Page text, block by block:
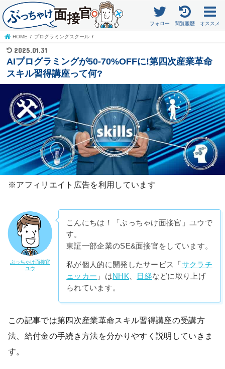
フォロー 閲覧履歴 オススメ
HOME プログラミングスクール
2025.01.31
AIプログラミングが50-70%OFFに!第四次産業革命
スキル習得講座って何?
※アフィリエイト広告を利用しています
ぶっちゃけ面接官
ユウ
こんにちは！「ぶっちゃけ面接官」ユウで
す。
東証一部企業のSE&面接官をしています。
私が個人的に開発したサービス「 サクラチ
ェッカー 」はNHK、 日経などに取り上げ
られています。
この記事では第四次産業革命スキル習得講座の受講方
法、給付金の手続き方法を分かりやすく説明していきま
す。